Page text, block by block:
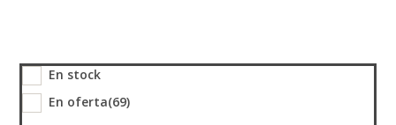
En stock
En oferta(69)